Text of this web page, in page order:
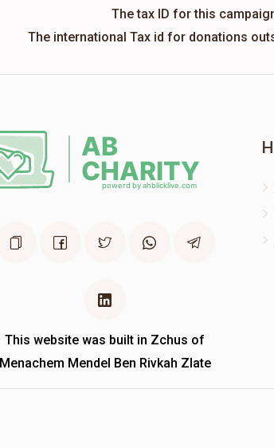
The tax ID for this
The international Tax id for donations
This website was built in Zchus of
Menachem Mendel Ben Rivkah Zlate